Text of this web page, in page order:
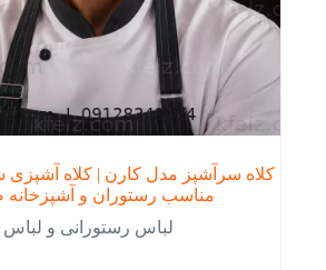
کلاه سرآشپز مدل کارن | کلاه
مناسب رستوران و آشپزخانه
لباس رستورانی و